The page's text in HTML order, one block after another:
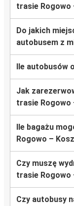
trasie Rogowo
Do jakich
autobusem z
Ile autobusów
Jak
trasie Rogowo
Ile bagażu
Rogowo –
Czy muszę
trasie Rogowo
Czy autobusy